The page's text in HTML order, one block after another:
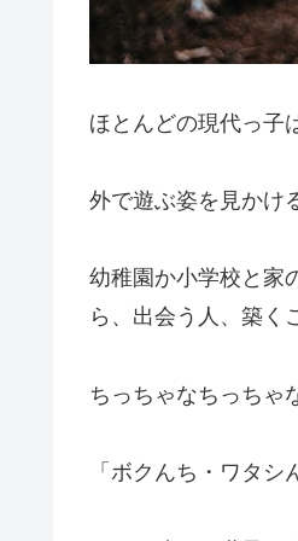
ほとんどの現代っ子
外で遊ぶ姿を見かけ
幼稚園か小学校と家
ら、出会う人、築く
ちっちゃなちっちゃ
「ボクんち・ワタシ